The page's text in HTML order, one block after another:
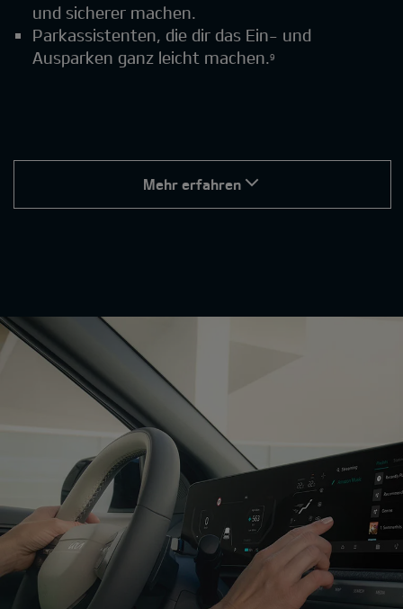
und sicherer machen.
Parkassistenten, die dir das Ein- und
Ausparken ganz leicht machen.9
Mehr erfahren